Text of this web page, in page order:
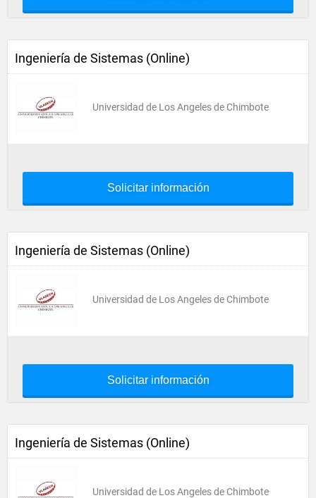
Ingeniería de Sistemas (Online)
Universidad de Los Angeles de Chimbote
Solicitar información
Ingeniería de Sistemas (Online)
Universidad de Los Angeles de Chimbote
Solicitar información
Ingeniería de Sistemas (Online)
Universidad de Los Angeles de Chimbote